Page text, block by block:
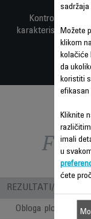
Kontrole koje
karakteristike čine
REZULTATI/
Obloga ploča
sadržaja
Možete
klikom
kolačiće
da
koristiti
efikasan
Kliknite
imali
u
ćete